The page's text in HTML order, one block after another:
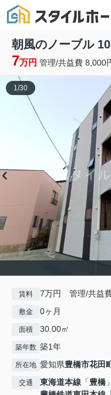
朝風のノーブル
7万円 管理/共益費 8,000
1/30
賃料 7万円 管理/共益
敷金 0ヶ月
面積 30.00㎡
築年数 築1年
所在地 愛知県豊橋市花田
交通 東海道本線 「豊橋